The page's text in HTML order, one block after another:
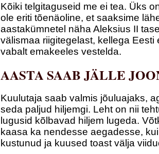
Kõiki telgitaguseid me ei tea. Üks
ole eriti tõenäoline, et saaksime
aastakümnetel näha Aleksius II
välismaa riigitegelast, kellega Eesti
vabalt emakeeles vestelda.
AASTA SAAB JÄLLE
Kuulutaja saab valmis jõuluajaks,
seda paljud hiljemgi. Leht on nii
lugusid kõlbavad hiljem lugeda.
kaasa ka nendesse aegadesse,
kustunud ja kuused toast välja